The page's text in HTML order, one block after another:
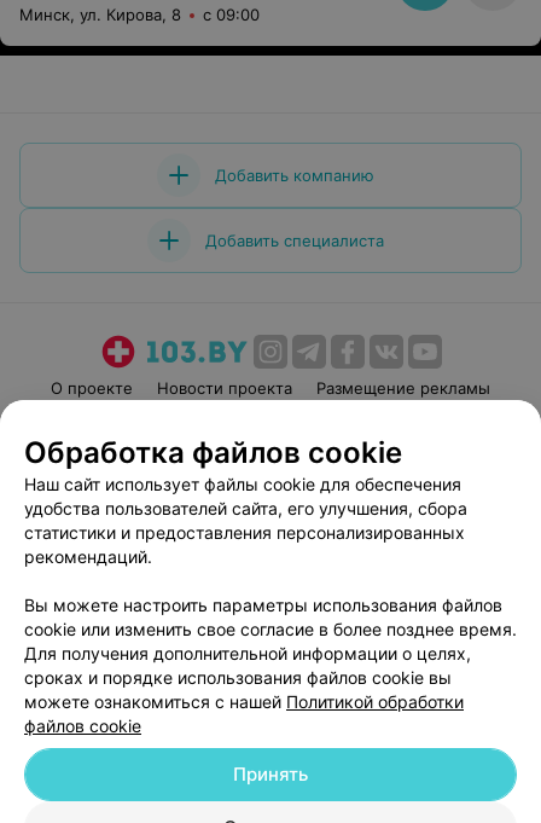
Минск, ул. Кирова, 8 с 09:00
Добавить компанию
Добавить специалиста
О проекте Новости проекта
Размещение рекламы
Пользовательское соглашение
Способы оплаты
Вакансии
Партнеры
Написать руководителю 103.by
Обработка персональных данных
© 2026 ООО «Артокс Лаб», УНП 191700409
| 220012, Республика Беларусь,
г. Минск, улица Толбухина, 2, пом. 16 | help@103.by
Обработка файлов cookie
Наш сайт использует файлы cookie для обеспечения
удобства пользователей сайта, его улучшения, сбора
статистики и предоставления персонализированных
рекомендаций.
Вы можете настроить параметры использования файлов
cookie или изменить свое согласие в более позднее время.
Для получения дополнительной информации о целях,
сроках и порядке использования файлов cookie вы
можете ознакомиться с нашей Политикой обработки
файлов cookie
Принять